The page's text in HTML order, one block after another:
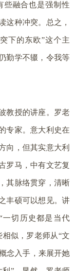
些融合也是强制性
这种冲突。总之，
下的东欧”这个主
勤学不辍，令我等
教授的讲座。罗老
专家。意大利史在
向，但其实意大利
罗马，中有文艺复
其脉络贯穿，清晰
丰硕可以想见。讲
一切历史都是当代
似，罗老师从“文
念入手，来展开她